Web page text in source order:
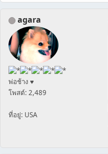
agara
พ่อช้าง ♥
โพสต์: 2,489
ที่อยู่: USA